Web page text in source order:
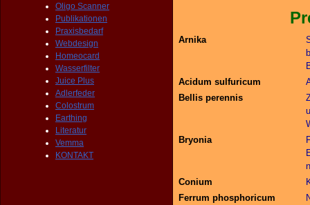
Oligo Scanner
Publikationen
Praxisbedarf
Webdesign
Homeocard
Wasserfilter
Juice Plus
Adlerfeder
Colostrum
Earthing
Literatur
Vemma
KONTAKT
Arnika
Acidum sulfuricum
Bellis perennis
Bryonia
Conium
Ferrum phosphoricum